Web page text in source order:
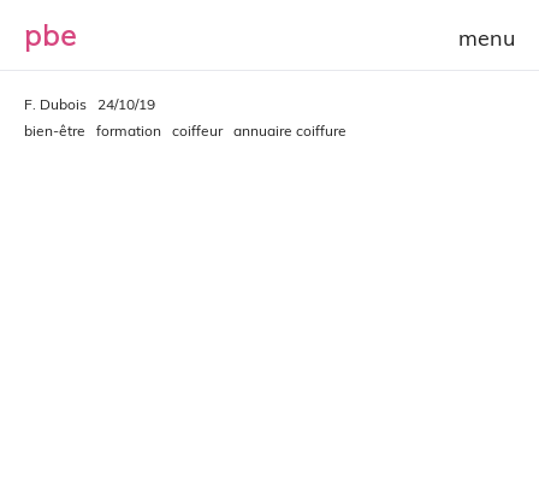
pbe
F. Dubois
24/10/19
bien-être
formation coiffeur annuaire coiffure